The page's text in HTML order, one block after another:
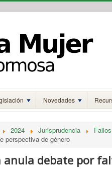
Novedades
2024 Jurisprudencia
perspectiva de género
anula debate por